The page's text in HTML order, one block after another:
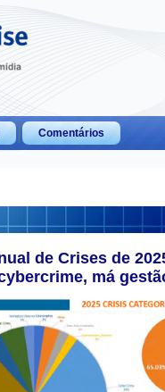
Comentários
de Crises de
má